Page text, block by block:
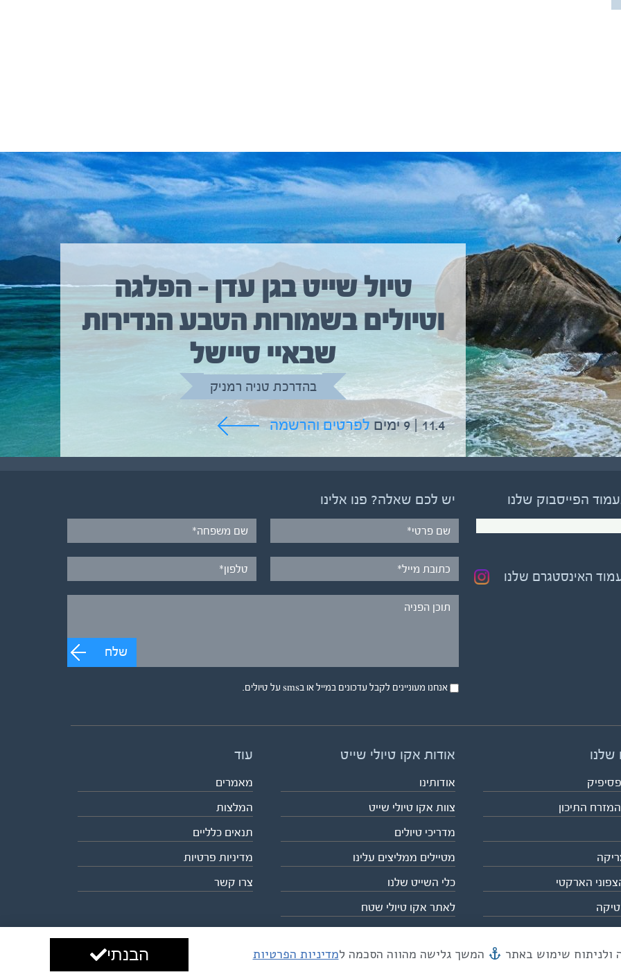
טיול שייט בגן עדן – הפלגה
וטיולים בשמורות הטבע הנדירות
שבאיי סיישל
בהדרכת טניה רמניק
11.4 | 9 ימים לפרטים והרשמה
טיול שייט מקיף איסלנד
בהדרכת גיל יניב
5.6 | 12 ימים לפרטים והרשמה
הפייסבוק שלנו
האינסטגרם שלנו
יש לכם שאלה? פנו אלינו
שלח
אנחנו מעוניינים לקבל עדכונים במייל או בsms על טיולים.
שלנו
התיכון
הארקטי
אודות אקו טיולי שייט
אודותינו
צוות אקו טיולי שייט
מדריכי טיולים
מטיילים ממליצים עלינו
כלי השייט שלנו
לאתר אקו טיולי שטח
עוד
מאמרים
המלצות
תנאים כלליים
מדיניות פרטיות
צרו קשר
מייל mail@eco.co.il | כתובתנו המסגר 55, תל אביב עיצוב ופיתוח: ביבר גלובל
המשך גלישה מהווה הסכמה למדיניות הפרטיות הבנתי